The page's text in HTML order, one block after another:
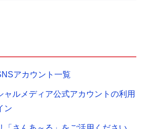
アカウント一覧
ャルメディア公式アカウントの利用
ン